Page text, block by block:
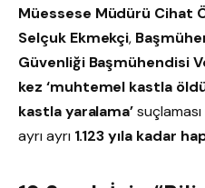
Müessese Müdürü Cihat
Selçuk Ekmekçi,
Güvenliği Başmühendisi
kez ‘muhtemel kastla
kastla yaralama’
ayrı ayrı 1.123 yıla kadar